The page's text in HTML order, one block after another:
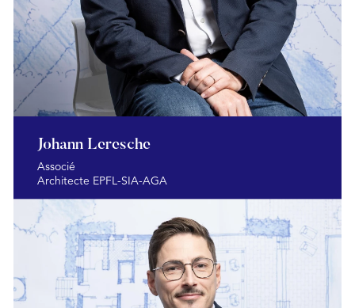
Johann Leresche
Associé
Architecte EPFL-SIA-AGA